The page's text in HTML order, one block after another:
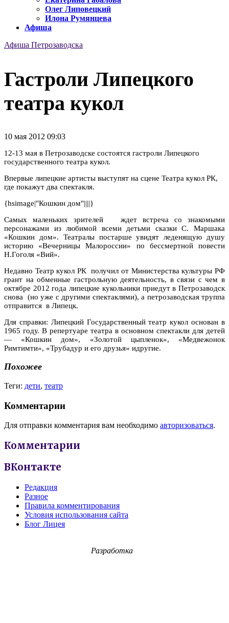
Олег Липовецкий
Илона Румянцева
Афиша
Афиша Петрозаводска
Гастроли Липецкого
театра кукол
10 мая 2012 09:03
12-13 мая в Петрозаводске состоятся гастроли Липецкого
государственного театра кукол.
Впервые липецкие артисты выступят на сцене Театра кукол РК,
где покажут два спектакля.
{hsimage|"Кошкин дом"||||}
Самых маленьких зрителей
ждет встреча со знакомыми
персонажами из любимой всеми детьми сказки С. Маршака
«Кошкин дом». Театралы постарше увидят леденящую душу
историю «Вечерницы Малороссии» по бессмертной повести
Н.Гоголя «Вий».
Недавно Театр кукол РК получил от Министерства культуры РФ
грант на обменные гастрольную деятельность, в связи с чем в
октябре 2012 года липецкие кукольники приедут в Петрозаводск
снова
(но уже с другими спектаклями), а петрозаводская труппа
отправится в Липецк.
Для справки: Липецкий Государственный театр кукол основан в
1965 году. В репертуаре театра в основном спектакли для детей
— «Кошкин дом», «Золотой цыпленок», «Медвежонок
Римтимти», «Трубадур и его друзья» идругие.
Похожее
Теги: дети, театр
Комментарии
Для отправки комментария вам необходимо авторизоваться.
Комментарии
ВКонтакте
Редакция
Разное
Правила комментирования
Условия использования сайта
Блог Лицея
Разработка